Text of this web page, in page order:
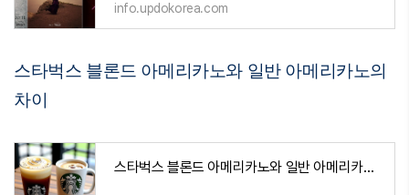
info.updokorea.com
스타벅스 블론드 아메리카노와 일반 아메리카노의
차이
스타벅스 블론드 아메리카노와 일반 아메리카노의 차이